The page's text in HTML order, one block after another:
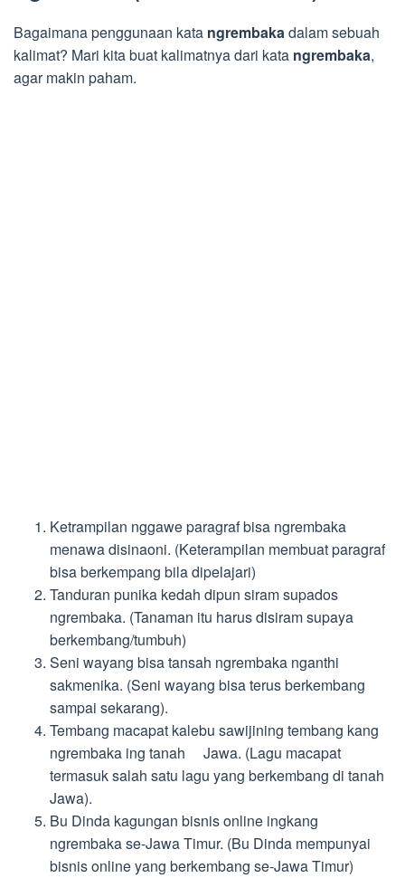
Bagaimana penggunaan kata ngrembakadalam sebuah
kalimat? Mari kita buat kalimatnya dari kata ngrembaka,
agar makin paham.
Ketrampilan nggawe paragraf bisa ngrembaka
menawa disinaoni. (Keterampilan membuat paragraf
bisa berkempang bila dipelajari)
Tanduran punika kedah dipun siram supados
ngrembaka. (Tanaman itu harus disiram supaya
berkembang/tumbuh)
Seni wayang bisa tansah ngrembaka nganthi
sakmenika. (Seni wayang bisa terus berkembang
sampai sekarang).
Tembang macapat kalebu sawijining tembang kang
ngrembaka ing tanah Jawa. (Lagu macapat
termasuk salah satu lagu yang berkembang di tanah
Jawa).
Bu Dinda kagungan bisnis online ingkang
ngrembaka se-Jawa Timur. (Bu Dinda mempunyai
bisnis online yang berkembang se-Jawa Timur)